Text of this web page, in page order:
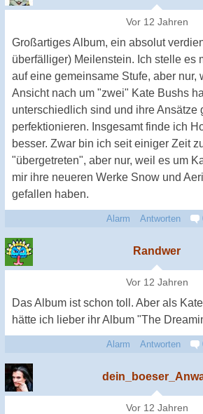
Vor 12 Jahren
Großartiges Album, ein absolut
überfälliger) Meilenstein. Ich stelle es
auf eine gemeinsame Stufe, aber nur,
Ansicht nach um "zwei" Kate Bushs
unterschiedlich sind und ihre Ansätze
perfektionieren. Insgesamt finde ich
besser. Zwar bin ich seit einiger Zeit
"übergetreten", aber nur, weil es um
mir ihre neueren Werke Snow und
gefallen haben.
Alarm Antworten
Randwer
Vor 12 Jahren
Das Album ist schon toll. Aber als
hätte ich lieber ihr Album "The
Alarm Antworten
Vor 12 Jahren